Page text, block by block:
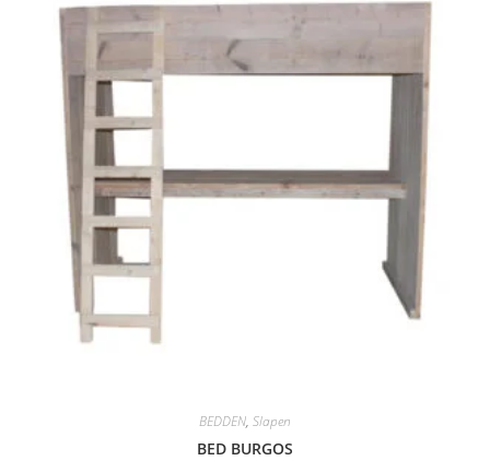
BEDDEN, Slapen
BED BURGOS